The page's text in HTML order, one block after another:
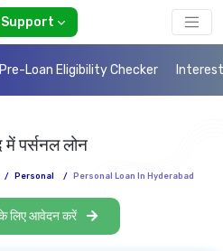
Support
Pre-Loan Eligibility Checker
में पर्सनल लोन
/ Personal / Personal Loan In Hyderabad
लिए आवेदन करें